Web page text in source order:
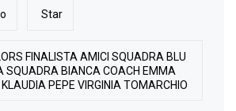
Star
FINALISTA AMICI SQUADRA BLU
SQUADRA BIANCA COACH EMMA
PEPE VIRGINIA TOMARCHIO